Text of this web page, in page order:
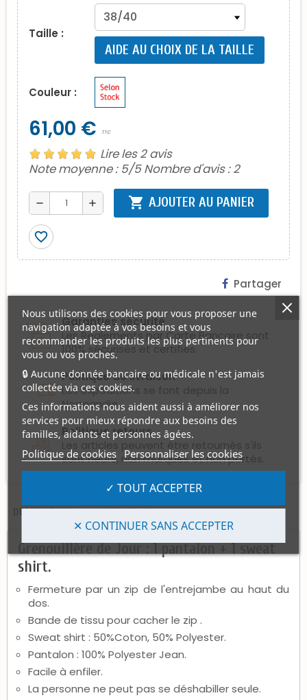
Taille :
AIDE AU CHOIX DE LA TAILLE
Couleur :
61,00 € TTC
Lire les 2 avis
Note moyenne : 5/5 Nombre d'avis :2
remove add shopping_cart AJOUTER AU PANIER
favorite_border
Partager
Garanties sécurité
Les Règlements par Carte Bancaire sont
100% sécurisés et certifiés.
Politique de livraison
Les expéditions se font depuis la
Normandie.
Politique retours
Les articles peuvent être retournés s'ils
sont neufs, non marqués et non portés.
DESCRIPTION AVIS CLIENTS (2)
Grenouillère de Jour : 1 pantalon + 1 sweat
shirt.
Fermeture par un zip de l'entrejambe au haut du
dos.
Bande de tissu pour cacher le zip .
Sweat shirt : 50%Coton, 50% Polyester.
Pantalon : 100% Polyester Jean.
Facile à enfiler.
La personne ne peut pas se déshabiller seule.
Nous utilisons des cookies pour vous proposer une
navigation adaptée à vos besoins et vous
recommander les produits les plus pertinents pour
vous ou vos proches.
🔒 Aucune donnée bancaire ou médicale n'est jamais
collectée via ces cookies.
Ces informations nous aident aussi à améliorer nos
services pour mieux répondre aux besoins des
familles, aidants et personnes âgées.
Politique de cookies Personnaliser les cookies
✕ CONTINUER SANS ACCEPTER
✓ TOUT ACCEPTER